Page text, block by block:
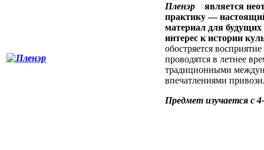
Пленэр является
практику —
материал для
интерес к истории
обостряется
проводятся в летнее
традиционными
впечатлениями
Предмет изучается с